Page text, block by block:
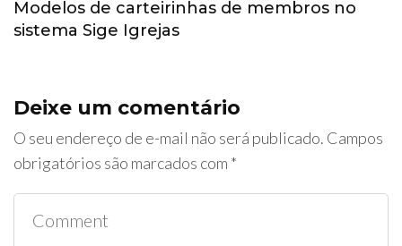
Modelos de carteirinhas de membros no
sistema Sige Igrejas
Deixe um comentário
O seu endereço de e-mail não será publicado. Campos
obrigatórios são marcados com *